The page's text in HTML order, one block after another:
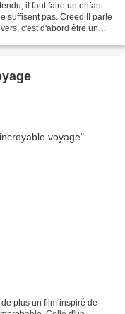
il faut faire un enfant
suffisent pas. Creed II parle
c'est d'abord être un
plus un film inspiré de